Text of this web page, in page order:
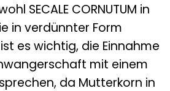
SECALE CORNUTUM in
in verdünnter Form
es wichtig, die Einnahme
mit einem
da Mutterkorn in